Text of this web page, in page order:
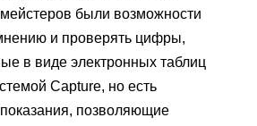
были возможности
и проверять цифры,
в виде электронных таблиц
Capture, но есть
показания, позволяющие